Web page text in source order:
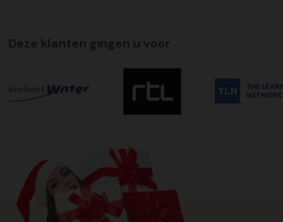
Deze klanten gingen u voor